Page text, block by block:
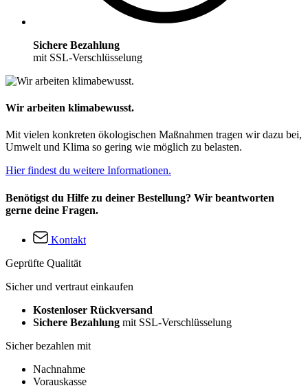
Sichere Bezahlung
mit SSL-Verschlüsselung
Wir arbeiten klimabewusst.
Mit vielen konkreten ökologischen Maßnahmen tragen wir dazu bei,
Umwelt und Klima so gering wie möglich zu belasten.
Hier findest du weitere Informationen.
Benötigst du Hilfe zu deiner Bestellung? Wir beantworten
gerne deine Fragen.
Kontakt
Geprüfte Qualität
Sicher und vertraut einkaufen
Kostenloser Rückversand
Sichere Bezahlung mit SSL-Verschlüsselung
Sicher bezahlen mit
Nachnahme
Vorauskasse